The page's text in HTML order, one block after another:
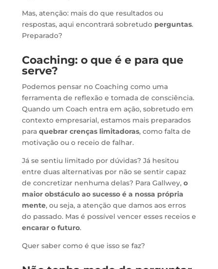
Mas, atenção: mais do que resultados ou
respostas, aqui encontrará sobretudo perguntas.
Preparado?
Coaching: o que é e para que
serve?
Podemos pensar no Coaching como uma
ferramenta de reflexão e tomada de consciência.
Quando um Coach entra em ação, sobretudo em
contexto empresarial, estamos mais preparados
para quebrar crenças limitadoras, como falta de
motivação ou o receio de falhar.
Já se sentiu limitado por dúvidas? Já hesitou
entre duas alternativas por não se sentir capaz
de concretizar nenhuma delas? Para Gallwey, o
maior obstáculo ao sucesso é a nossa própria
mente, ou seja, a atenção que damos aos erros
do passado. Mas é possível vencer esses receios e
encarar o futuro.
Quer saber como é que isso se faz?